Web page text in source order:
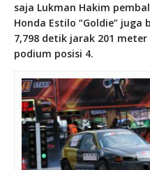
saja Lukman Hakim
Honda Estilo “Goldie”
7,798 detik jarak 201
podium posisi 4.